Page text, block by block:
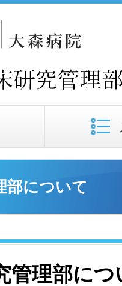
部について
管理部につ